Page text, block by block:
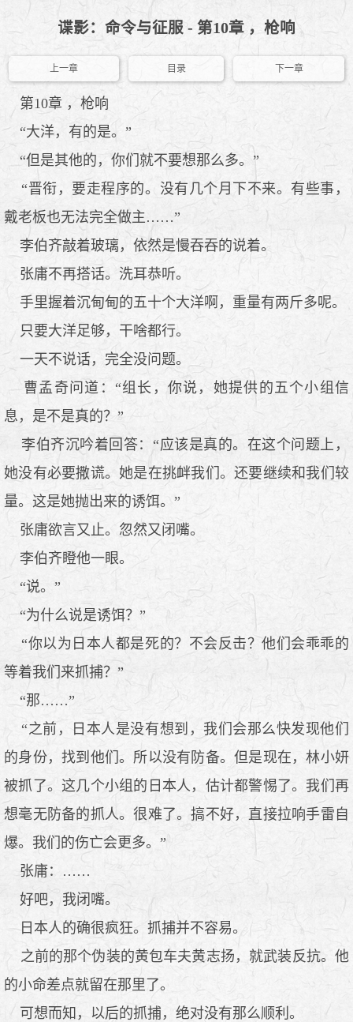
谍影：命令与征服 - 第10章 ，枪响
上一章 目录 下一章
第10章 ，枪响
“大洋，有的是。”
“但是其他的，你们就不要想那么多。”
“晋衔，要走程序的。没有几个月下不来。有些事，
戴老板也无法完全做主……”
李伯齐敲着玻璃，依然是慢吞吞的说着。
张庸不再搭话。洗耳恭听。
手里握着沉甸甸的五十个大洋啊，重量有两斤多呢。
只要大洋足够，干啥都行。
一天不说话，完全没问题。
曹孟奇问道：“组长，你说，她提供的五个小组信
息，是不是真的？”
李伯齐沉吟着回答：“应该是真的。在这个问题上，
她没有必要撒谎。她是在挑衅我们。还要继续和我们较
量。这是她抛出来的诱饵。”
张庸欲言又止。忽然又闭嘴。
李伯齐瞪他一眼。
“说。”
“为什么说是诱饵？”
“你以为日本人都是死的？不会反击？他们会乖乖的
等着我们来抓捕？”
“那……”
“之前，日本人是没有想到，我们会那么快发现他们
的身份，找到他们。所以没有防备。但是现在，林小妍
被抓了。这几个小组的日本人，估计都警惕了。我们再
想毫无防备的抓人。很难了。搞不好，直接拉响手雷自
爆。我们的伤亡会更多。”
张庸：……
好吧，我闭嘴。
日本人的确很疯狂。抓捕并不容易。
之前的那个伪装的黄包车夫黄志扬，就武装反抗。他
的小命差点就留在那里了。
可想而知，以后的抓捕，绝对没有那么顺利。